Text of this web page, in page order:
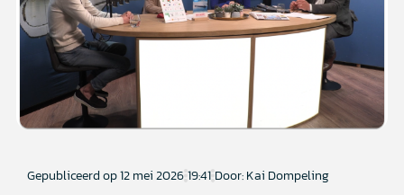
Gepubliceerd op12 mei 202619:41 Door: Kai Dompeling